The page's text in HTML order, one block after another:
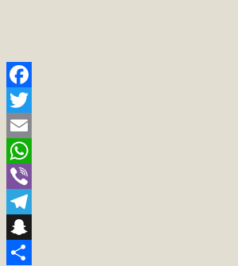
Facebook
Twitter
Email
WhatsApp
Viber
Telegram
Snapchat